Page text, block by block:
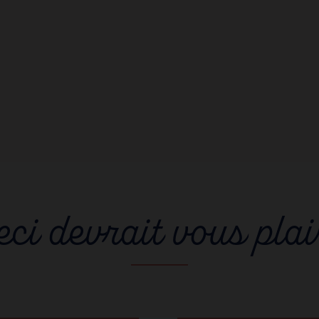
devrait vous